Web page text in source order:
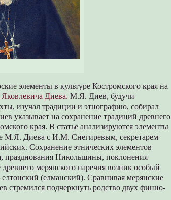
элементы в культуре Костромского края на
Диева. М.Я. Диев, будучи
изучал традиции и этнографию, собирал
указывает на сохранение традиций древнего
края. В статье анализируются элементы
М.Я. Диева с И.М. Снегиревым, секретарем
Сохранение этнических элементов
празднования Никольщины, поклонения
мерянского наречия возник особый
(елманский). Сравнивая мерянские
подчеркнуть родство двух финно-